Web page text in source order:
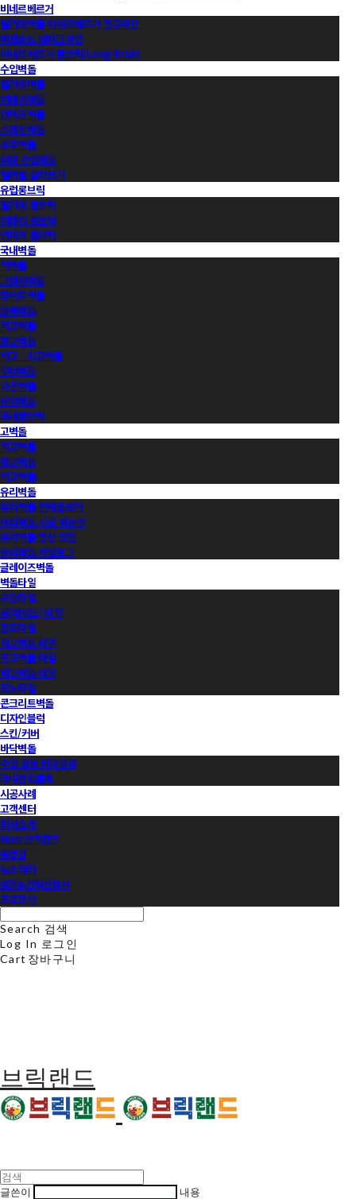
비네르베르거
벨기에벽돌 비네르베르거 정규라인
에겐순드 덴마크라인
비네르베르거 롱브릭(Long Brick)
수입벽돌
벨기에벽돌
이태리벽돌
덴마크벽돌
스페인벽돌
호주벽돌
이외 수입벽돌
컬러별 살펴보기
유럽롱브릭
벨기에 롱브릭
이태리 롱브릭
덴마크 롱브릭
국내벽돌
적벽돌
그레이벽돌
화이트벽돌
블랙벽돌
적고벽돌
청고벽돌
백고ㆍ회고벽돌
컬러벽돌
가공벽돌
유약벽돌
국내롱브릭
고벽돌
적고벽돌
청고벽돌
백고벽돌
유리벽돌
유리벽돌 전제품보기
유리벽돌 시공 매뉴얼
유리벽돌 영상 모음
유리벽돌 카달로그
글레이즈벽돌
벽돌타일
수입타일
롱(와이드) 타일
점토타일
적고벽돌 타일
청고벽돌 타일
백고벽돌 타일
모노타일
콘크리트벽돌
디자인블럭
스킨/커버
바닥벽돌
수입 점토 바닥블럭
국내점토블록
시공사례
고객센터
회사소개
Now 브릭랜드
동영상
뉴스레터
샘플&견적신청서
프로모션
Search 검색
Log In 로그인
Cart 장바구니
브릭랜드
글쓴이 내용